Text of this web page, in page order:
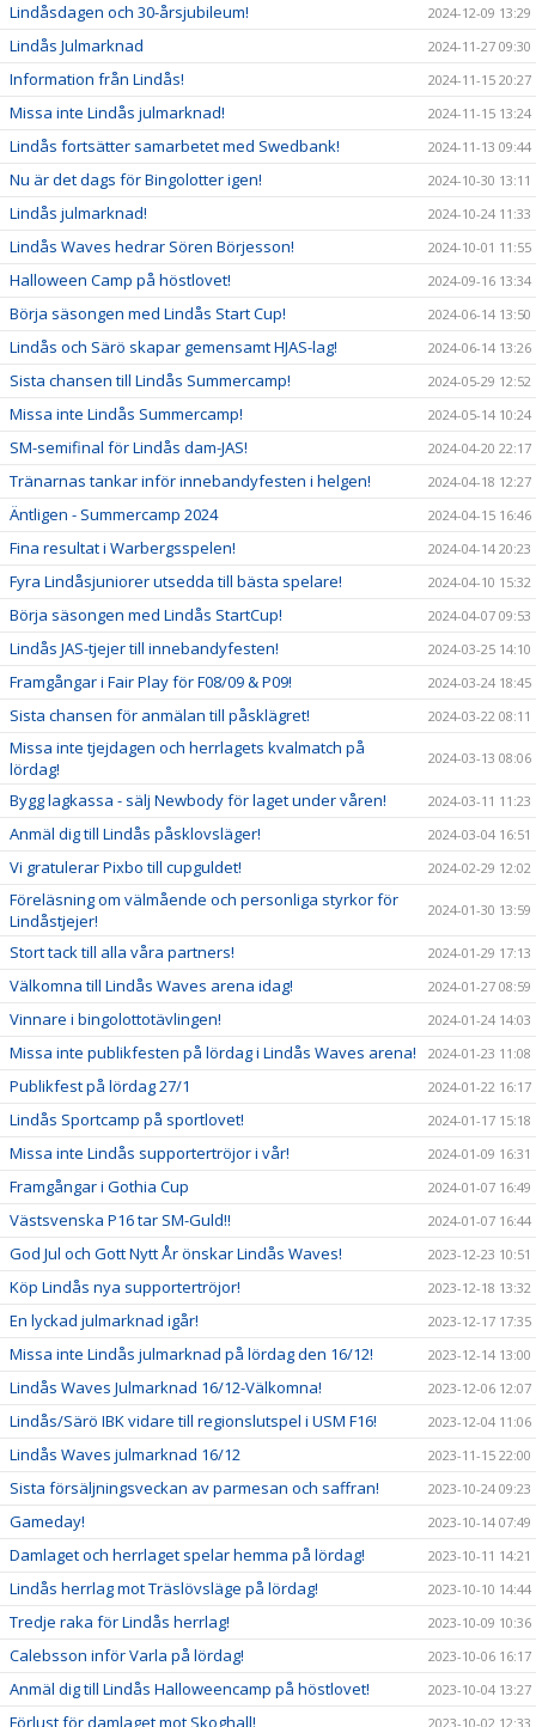
Lindåsdagen och 30-årsjubileum! 2024-12-09 13:29
Lindås Julmarknad 2024-11-27 09:30
Information från Lindås! 2024-11-15 20:27
Missa inte Lindås julmarknad! 2024-11-15 13:24
Lindås fortsätter samarbetet med Swedbank! 2024-11-13 09:44
Nu är det dags för Bingolotter igen! 2024-10-30 13:11
Lindås julmarknad! 2024-10-24 11:33
Lindås Waves hedrar Sören Börjesson! 2024-10-01 11:55
Halloween Camp på höstlovet! 2024-09-16 13:34
Börja säsongen med Lindås Start Cup! 2024-06-14 13:50
Lindås och Särö skapar gemensamt HJAS-lag! 2024-06-14 13:26
Sista chansen till Lindås Summercamp! 2024-05-29 12:52
Missa inte Lindås Summercamp! 2024-05-14 10:24
SM-semifinal för Lindås dam-JAS! 2024-04-20 22:17
Tränarnas tankar inför innebandyfesten i helgen! 2024-04-18 12:27
Äntligen - Summercamp 2024 2024-04-15 16:46
Fina resultat i Warbergsspelen! 2024-04-14 20:23
Fyra Lindåsjuniorer utsedda till bästa spelare! 2024-04-10 15:32
Börja säsongen med Lindås StartCup! 2024-04-07 09:53
Lindås JAS-tjejer till innebandyfesten! 2024-03-25 14:10
Framgångar i Fair Play för F08/09 & P09! 2024-03-24 18:45
Sista chansen för anmälan till påsklägret! 2024-03-22 08:11
Missa inte tjejdagen och herrlagets kvalmatch på
lördag!
2024-03-13 08:06
Bygg lagkassa - sälj Newbody för laget under våren! 2024-03-11 11:23
Anmäl dig till Lindås påsklovsläger! 2024-03-04 16:51
Vi gratulerar Pixbo till cupguldet! 2024-02-29 12:02
Föreläsning om välmående och personliga styrkor för
Lindåstjejer!
2024-01-30 13:59
Stort tack till alla våra partners! 2024-01-29 17:13
Välkomna till Lindås Waves arena idag! 2024-01-27 08:59
Vinnare i bingolottotävlingen! 2024-01-24 14:03
Missa inte publikfesten på lördag i Lindås Waves arena! 2024-01-23 11:08
Publikfest på lördag 27/1 2024-01-22 16:17
Lindås Sportcamp på sportlovet! 2024-01-17 15:18
Missa inte Lindås supportertröjor i vår! 2024-01-09 16:31
Framgångar i Gothia Cup 2024-01-07 16:49
Västsvenska P16 tar SM-Guld!! 2024-01-07 16:44
God Jul och Gott Nytt År önskar Lindås Waves! 2023-12-23 10:51
Köp Lindås nya supportertröjor! 2023-12-18 13:32
En lyckad julmarknad igår! 2023-12-17 17:35
Missa inte Lindås julmarknad på lördag den 16/12! 2023-12-14 13:00
Lindås Waves Julmarknad 16/12-Välkomna! 2023-12-06 12:07
Lindås/Särö IBK vidare till regionslutspel i USM F16! 2023-12-04 11:06
Lindås Waves julmarknad 16/12 2023-11-15 22:00
Sista försäljningsveckan av parmesan och saffran! 2023-10-24 09:23
Gameday! 2023-10-14 07:49
Damlaget och herrlaget spelar hemma på lördag! 2023-10-11 14:21
Lindås herrlag mot Träslövsläge på lördag! 2023-10-10 14:44
Tredje raka för Lindås herrlag! 2023-10-09 10:36
Calebsson inför Varla på lördag! 2023-10-06 16:17
Anmäl dig till Lindås Halloweencamp på höstlovet! 2023-10-04 13:27
Förlust för damlaget mot Skoghall! 2023-10-02 12:33